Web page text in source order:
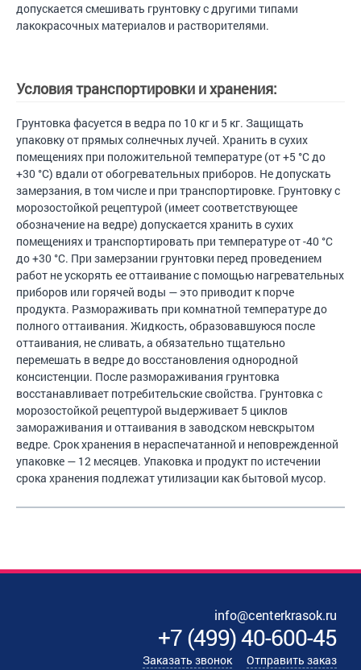
допускается смешивать грунтовку с другими типами
лакокрасочных материалов и растворителями.
Условия транспортировки и хранения:
Грунтовка фасуется в ведра по 10 кг и 5 кг. Защищать
упаковку от прямых солнечных лучей. Хранить в сухих
помещениях при положительной температуре (от +5 °С до
+30 °С) вдали от обогревательных приборов. Не допускать
замерзания, в том числе и при транспортировке. Грунтовку с
морозостойкой рецептурой (имеет соответствующее
обозначение на ведре) допускается хранить в сухих
помещениях и транспортировать при температуре от -40 °С
до +30 °С. При замерзании грунтовки перед проведением
работ не ускорять ее оттаивание с помощью нагревательных
приборов или горячей воды — это приводит к порче
продукта. Размораживать при комнатной температуре до
полного оттаивания. Жидкость, образовавшуюся после
оттаивания, не сливать, а обязательно тщательно
перемешать в ведре до восстановления однородной
консистенции. После размораживания грунтовка
восстанавливает потребительские свойства. Грунтовка с
морозостойкой рецептурой выдерживает 5 циклов
замораживания и оттаивания в заводском невскрытом
ведре. Срок хранения в нераспечатанной и неповрежденной
упаковке — 12 месяцев. Упаковка и продукт по истечении
срока хранения подлежат утилизации как бытовой мусор.
info@centerkrasok.ru
+7(499)40-600-45
Заказать звонок Отправить заказ